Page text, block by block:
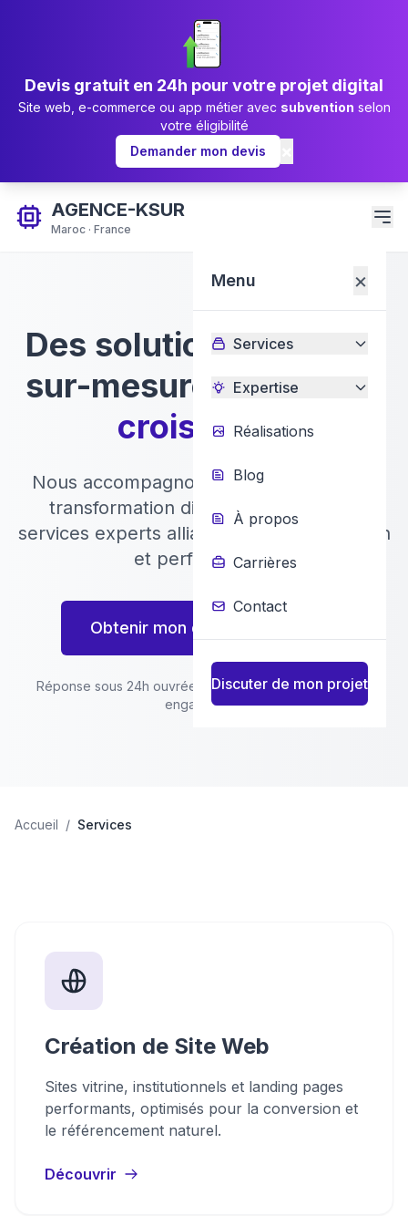
Devis gratuit en 24h pour votre projet digital
Site web, e-commerce ou app métier avec subvention selon
votre éligibilité
Demander mon devis
AGENCE-KSUR
Maroc · France
Menu ×
Services
Expertise
Réalisations
Blog
À propos
Carrières
Contact
Discuter de mon projet
Des solutions digitales
sur-mesure pour votre
croissance
Nous accompagnons les PME dans leur
transformation digitale à travers des
services experts alliant technologie, design
et performance.
Obtenir mon devis gratuit
Réponse sous 24h ouvrées · devis détaillé gratuit · sans
engagement.
Accueil / Services
Création de Site Web
Sites vitrine, institutionnels et landing pages
performants, optimisés pour la conversion et
le référencement naturel.
Découvrir